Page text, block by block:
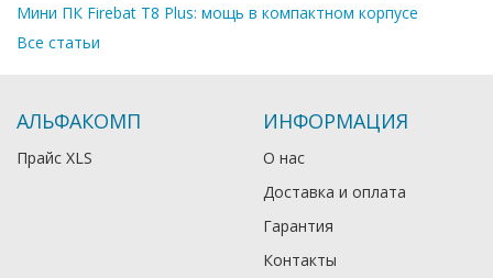
Мини ПК Firebat T8 Plus: мощь в компактном корпусе
Все статьи
АЛЬФАКОМП
Прайс XLS
ИНФОРМАЦИЯ
О нас
Доставка и оплата
Гарантия
Контакты